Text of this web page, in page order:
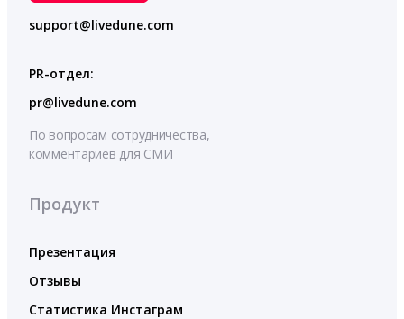
support@livedune.com
PR-отдел:
pr@livedune.com
По вопросам сотрудничества,
комментариев для СМИ
Продукт
Презентация
Отзывы
Статистика Инстаграм